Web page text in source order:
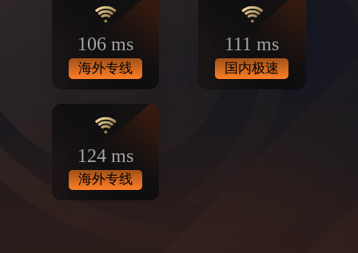
106 ms
海外专线
111 ms
国内极速
124 ms
海外专线